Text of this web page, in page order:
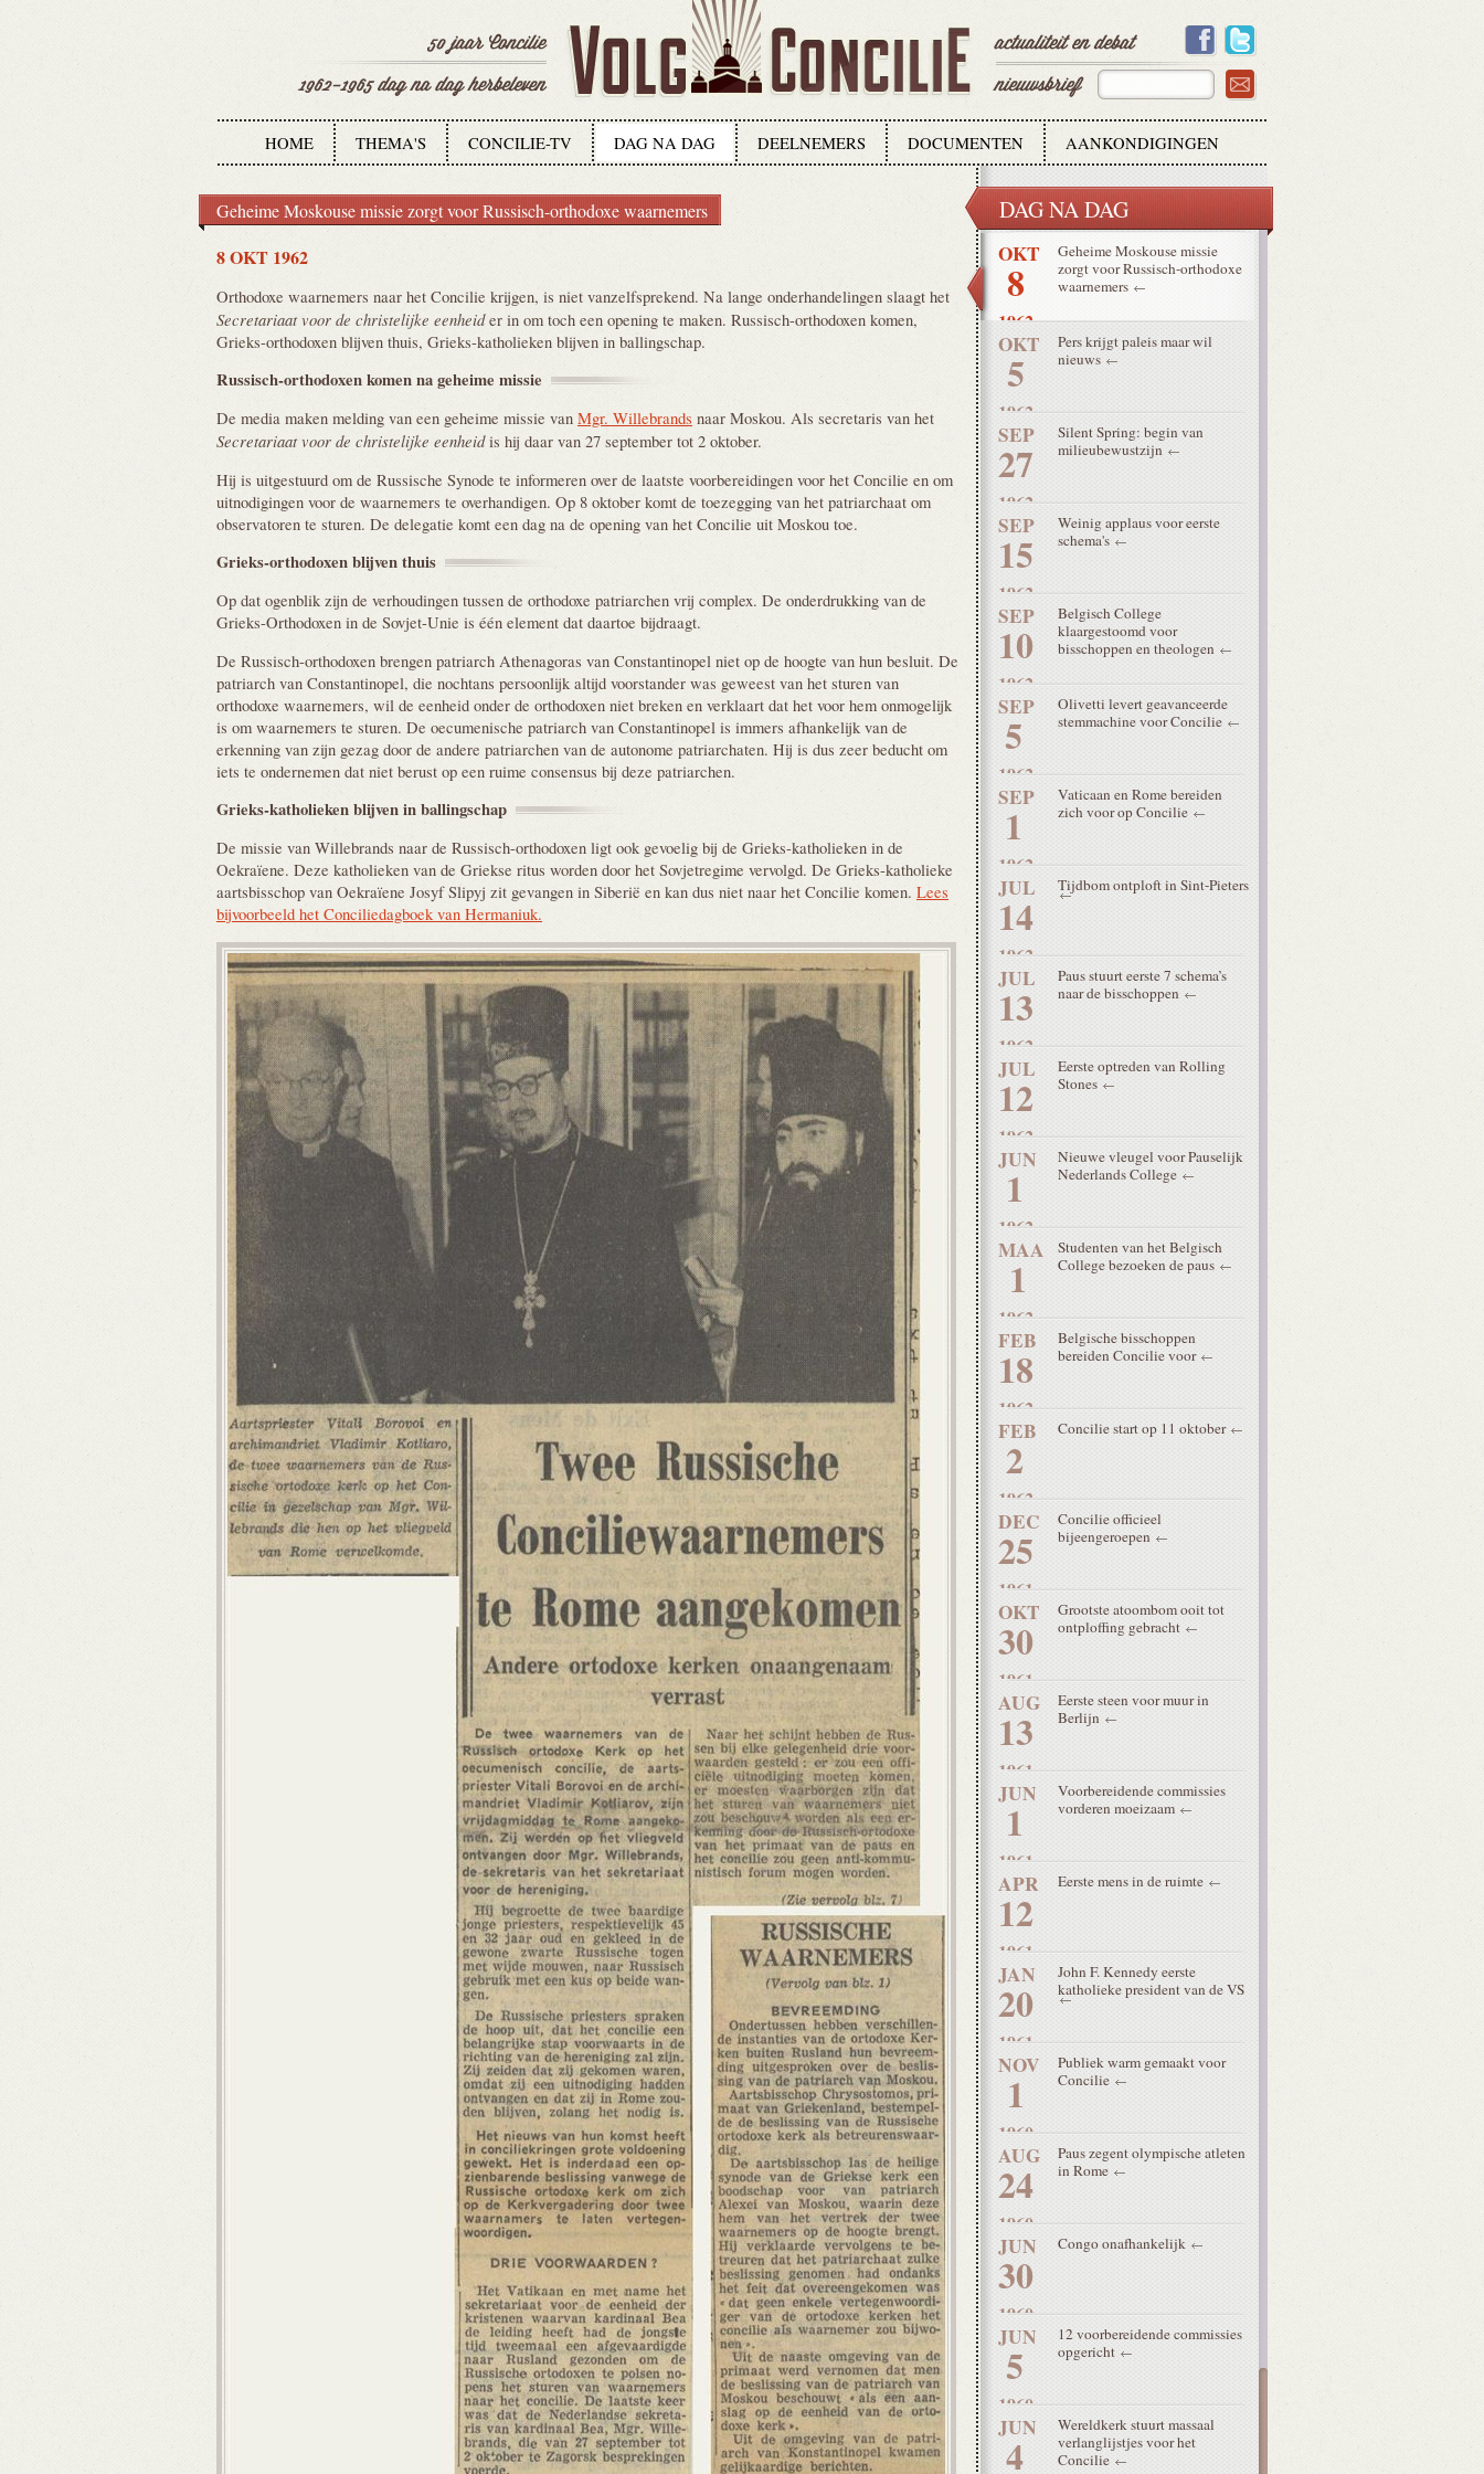
HOME THEMA'S CONCILIE-TV DAG NA DAG DEELNEMERS DOCUMENTEN AANKONDIGINGEN
Geheime Moskouse missie zorgt voor Russisch-orthodoxe waarnemers
8 OKT 1962
Orthodoxe waarnemers naar het Concilie krijgen, is niet vanzelfsprekend. Na lange onderhandelingen slaagt het
Secretariaat voor de christelijke eenheider in om toch een opening te maken. Russisch-orthodoxen komen,
Grieks-orthodoxen blijven thuis, Grieks-katholieken blijven in ballingschap.
Russisch-orthodoxen komen na geheime missie
De media maken melding van een geheime missie van Mgr. Willebrands naar Moskou. Als secretaris van het
Secretariaat voor de christelijke eenheidis hij daar van 27 september tot 2 oktober.
Hij is uitgestuurd om de Russische Synode te informeren over de laatste voorbereidingen voor het Concilie en om
uitnodigingen voor de waarnemers te overhandigen. Op 8 oktober komt de toezegging van het patriarchaat om
observatoren te sturen. De delegatie komt een dag na de opening van het Concilie uit Moskou toe.
Grieks-orthodoxen blijventhuis
Op dat ogenblik zijn de verhoudingen tussen de orthodoxe patriarchen vrij complex. De onderdrukking van de
Grieks-Orthodoxen in de Sovjet-Unie is één element dat daartoe bijdraagt.
De Russisch-orthodoxen brengen patriarch Athenagoras van Constantinopel niet op de hoogte van hun besluit. De
patriarch van Constantinopel, die nochtans persoonlijk altijd voorstander was geweest van het sturen van
orthodoxe waarnemers, wil de eenheid onder de orthodoxen niet breken en verklaart dat het voor hem onmogelijk
is om waarnemers te sturen. De oecumenische patriarch van Constantinopel is immers afhankelijk van de
erkenning van zijn gezag door de andere patriarchen van de autonome patriarchaten. Hij is dus zeer beducht om
iets te ondernemen dat niet berust op een ruime consensus bij deze patriarchen.
Grieks-katholieken blijven inballingschap
De missie van Willebrands naar de Russisch-orthodoxen ligt ook gevoelig bij de Grieks-katholieken in de
Oekraïene. Deze katholieken van de Griekse ritus worden door het Sovjetregime vervolgd. De Grieks-katholieke
aartsbisschop van Oekraïene Josyf Slipyj zit gevangen in Siberië en kan dus niet naar het Concilie komen. Lees
bijvoorbeeld het Conciliedagboek van Hermaniuk.
DAG NA DAG
1962
OKT
11
1962
Opening Concilie live op tv en
radio
OKT
9
1962
Wereldkerk op weg naar Rome
OKT
8
1962
Geheime Moskouse missie
zorgt voor Russisch-orthodoxe
waarnemers
OKT
5
1962
Pers krijgt paleis maar wil
nieuws
SEP
27
1962
Silent Spring: begin van
milieubewustzijn
SEP
15
1962
Weinig applaus voor eerste
schema's
SEP
10
1962
Belgisch College
klaargestoomd voor
bisschoppen en theologen
SEP
5
1962
Olivetti levert geavanceerde
stemmachine voor Concilie
SEP
1
1962
Vaticaan en Rome bereiden
zich voor op Concilie
JUL
14
1962
Tijdbom ontploft in Sint-Pieters
JUL
13
1962
Paus stuurt eerste 7 schema’s
naar de bisschoppen
JUL
12
1962
Eerste optreden van Rolling
Stones
JUN
1
1962
Nieuwe vleugel voor Pauselijk
Nederlands College
MAA
1
1962
Studenten van het Belgisch
College bezoeken de paus
FEB
18
1962
Belgische bisschoppen
bereiden Concilie voor
FEB
2
1962
Concilie start op 11 oktober
DEC
25
1961
Concilie officieel
bijeengeroepen
OKT
30
1961
Grootste atoombom ooit tot
ontploffing gebracht
AUG
13
1961
Eerste steen voor muur in
Berlijn
JUN
1
1961
Voorbereidende commissies
vorderen moeizaam
APR
12
1961
Eerste mens in de ruimte
JAN
20
1961
John F. Kennedy eerste
katholieke president van de VS
NOV
1
1960
Publiek warm gemaakt voor
Concilie
AUG
24
1960
Paus zegent olympische atleten
in Rome
JUN
30
1960
Congo onafhankelijk
JUN
5
1960
12 voorbereidende commissies
opgericht
JUN
4
Wereldkerk stuurt massaal
verlanglijstjes voor het
Concilie